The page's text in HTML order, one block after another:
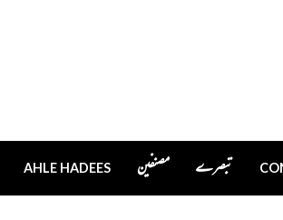
AHLE HADEES مصنفین تبصرے